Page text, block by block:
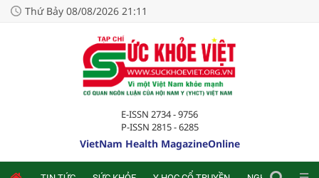
Thứ Bảy 08/08/2026 21:11
E-ISSN 2734 - 9756
P-ISSN 2815 - 6285
VietNam Health MagazineOnline